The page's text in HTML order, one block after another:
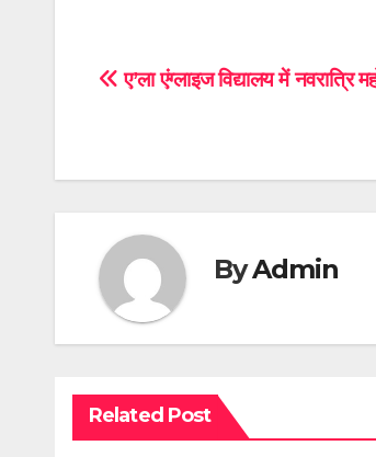
Post
ए’ला एंग्लाइज विद्यालय में
ByAdmin
Related Post